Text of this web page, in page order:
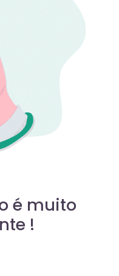
é muito
!